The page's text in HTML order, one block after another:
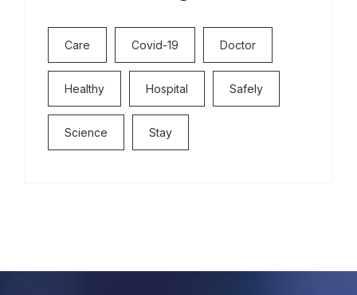
Care Covid-19 Doctor
Healthy Hospital Safely
Science Stay